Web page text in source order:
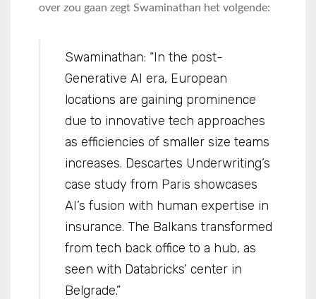
over zou gaan zegt Swaminathan het volgende:
Swaminathan: “In the post-
Generative AI era, European
locations are gaining prominence
due to innovative tech approaches
as efficiencies of smaller size teams
increases. Descartes Underwriting’s
case study from Paris showcases
AI’s fusion with human expertise in
insurance. The Balkans transformed
from tech back office to a hub, as
seen with Databricks’ center in
Belgrade.”